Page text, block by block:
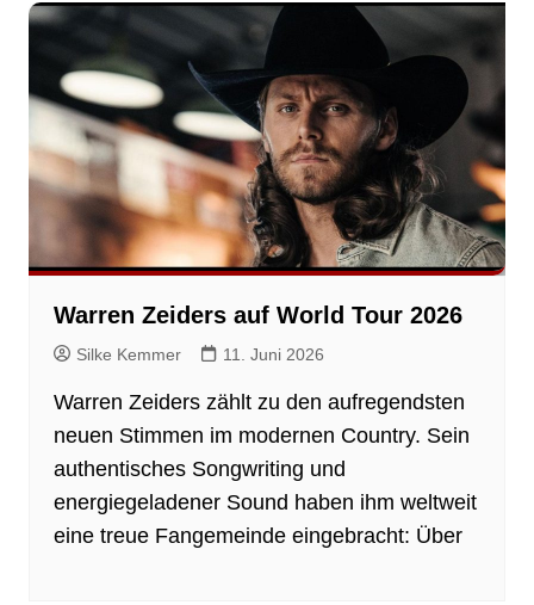
Warren Zeiders auf World Tour 2026
Silke Kemmer 11. Juni 2026
Warren Zeiders zählt zu den aufregendsten
neuen Stimmen im modernen Country. Sein
authentisches Songwriting und
energiegeladener Sound haben ihm weltweit
eine treue Fangemeinde eingebracht: Über